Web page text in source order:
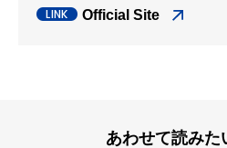
Official Site
あわせて読みた